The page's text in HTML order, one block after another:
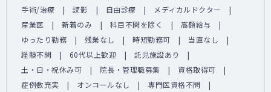
手術/治療
読影 自由診療
メディカルドクター
産業医
新着のみ 科目不問を除く
高額給与
ゆったり勤務
残業なし 時短勤務可
当直なし
経験不問
60代以上歓迎
託児施設あり
土・日・祝休み可
院長・管理職募集
資格取得可
症例数充実
オンコールなし
専門医資格不問